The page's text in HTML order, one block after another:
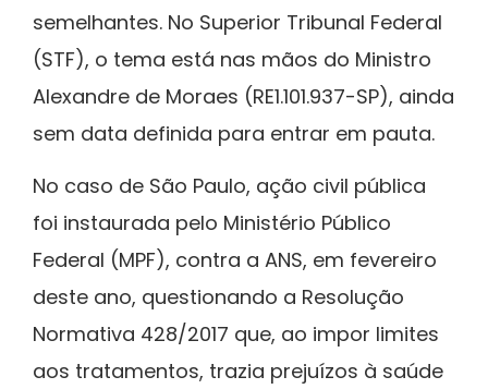
semelhantes. No Superior Tribunal Federal
(STF), o tema está nas mãos do Ministro
Alexandre de Moraes (RE1.101.937-SP), ainda
sem data definida para entrar em pauta.
No caso de São Paulo, ação civil pública
foi instaurada pelo Ministério Público
Federal (MPF), contra a ANS, em fevereiro
deste ano, questionando a Resolução
Normativa 428/2017 que, ao impor limites
aos tratamentos, trazia prejuízos à saúde